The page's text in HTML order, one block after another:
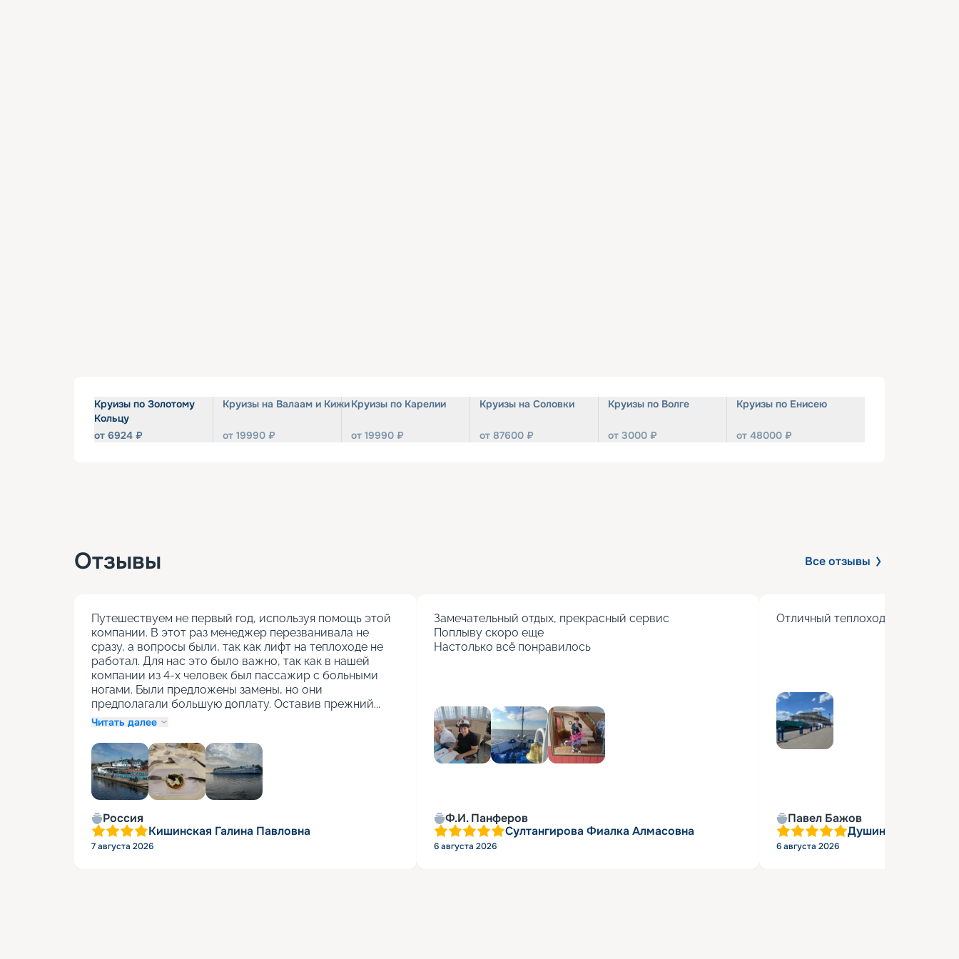
Круизы по Золотому
Кольцу
от 6924 ₽
Круизы на Валаам и Кижи
от 19990 ₽
Круизы по Карелии
от 19990 ₽
Круизы на Соловки
от 87600 ₽
Круизы по Волге
от 3000 ₽
Круизы по Енисею
от 48000 ₽
Отзывы Все отзывы
Путешествуем не первый год, используя помощь этой
компании. В этот раз менеджер перезванивала не
сразу, а вопросы были, так как лифт на теплоходе не
работал. Для нас это было важно, так как в нашей
компании из 4-х человек был пассажир с больными
ногами. Были предложены замены, но они
предполагали большую доплату. Оставив прежний...
Читать далее
Россия
Кишинская Галина Павловна
7 августа 2026
Замечательный отдых, прекрасный сервис
Поплыву скоро еще
Настолько всё понравилось
Ф.И. Панферов
Султангирова Фиалка Алмасовна
6 августа 2026
Отличный теплоход с хорошим
Павел Бажов
Душин Александр
6 августа 2026